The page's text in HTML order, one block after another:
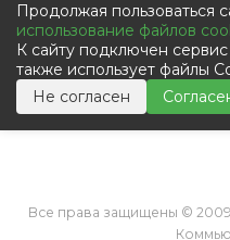
Обработка персональных
«Яндекс.Метрика»
Политика в отношении
Пользовательское
Согласие на обработку
Все права защищены ©
Продолжая пользоваться
использование файлов
К сайту подключен
также использует файлы
Не согласен